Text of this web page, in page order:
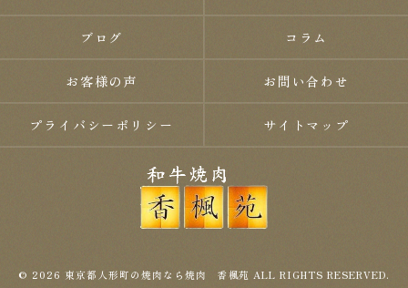
ブログ コラム
お客様の声 お問い合わせ
プライバシーポリシー サイトマップ
© 2026 東京都人形町の焼肉なら焼肉 香楓苑 ALL RIGHTS RESERVED.